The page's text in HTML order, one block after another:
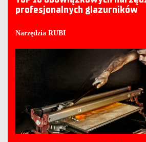
profesjonalnych glazurników
Narzędzia RUBI